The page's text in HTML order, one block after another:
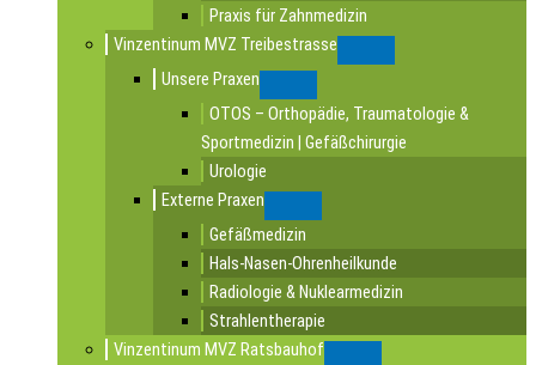
Praxis für Zahnmedizin
Vinzentinum MVZ Treibestrasse
Unsere Praxen
OTOS – Orthopädie, Traumatologie &
Sportmedizin | Gefäßchirurgie
Urologie
Externe Praxen
Gefäßmedizin
Hals-Nasen-Ohrenheilkunde
Radiologie & Nuklearmedizin
Strahlentherapie
Vinzentinum MVZ Ratsbauhof